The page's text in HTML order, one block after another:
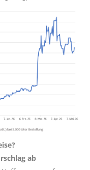
ab